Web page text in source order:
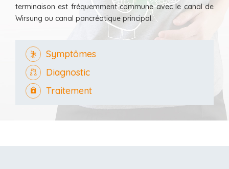
terminaison est fréquemment commune avec le canal de
Wirsung ou canal pancréatique principal.
Symptômes
Diagnostic
Traitement